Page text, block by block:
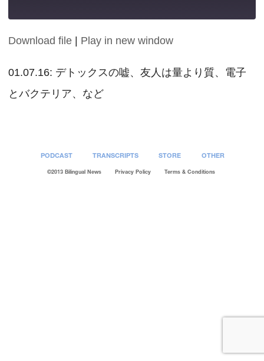
SHARE
LINK
EMBED
Download file Play in new window
01.07.16: デトックスの嘘、友人は量より質、電子
とバクテリア、など
PODCAST TRANSCRIPTS STORE OTHER
©2013 Bilingual News Privacy Policy Terms & Conditions